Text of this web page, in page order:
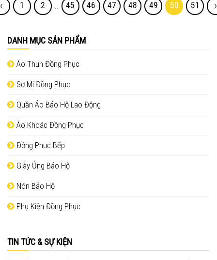
DANH MỤC SẢN PHẨM
Áo Thun Đồng Phục
Sơ Mi Đồng Phục
Quần Áo Bảo Hộ Lao Động
Áo Khoác Đồng Phục
Đồng Phục Bếp
Giày Ủng Bảo Hộ
Nón Bảo Hộ
Phụ Kiện Đồng Phục
TIN TỨC & SỰ KIỆN
‹ 1 2 .. 45 46 47 48 49 50 51 ›